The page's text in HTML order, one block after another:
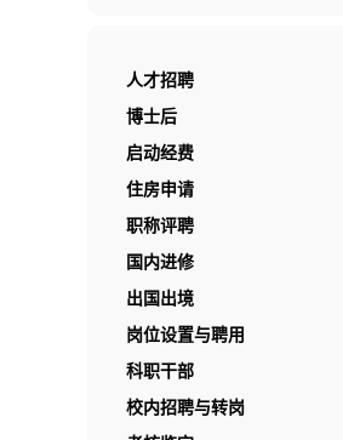
人才招聘
博士后
启动经费
住房申请
职称评聘
国内进修
出国出境
岗位设置与聘用
科职干部
校内招聘与转岗